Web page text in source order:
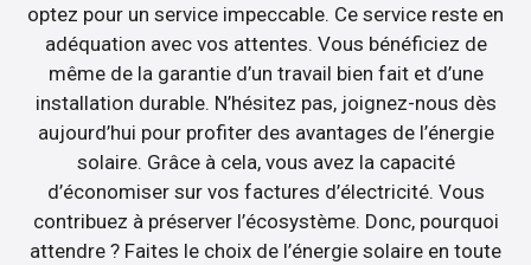
optez pour un service impeccable. Ce service reste en
adéquation avec vos attentes. Vous bénéficiez de
même de la garantie d’un travail bien fait et d’une
installation durable. N’hésitez pas, joignez-nous dès
aujourd’hui pour profiter des avantages de l’énergie
solaire. Grâce à cela, vous avez la capacité
d’économiser sur vos factures d’électricité. Vous
contribuez à préserver l’écosystème. Donc, pourquoi
attendre ? Faites le choix de l’énergie solaire en toute